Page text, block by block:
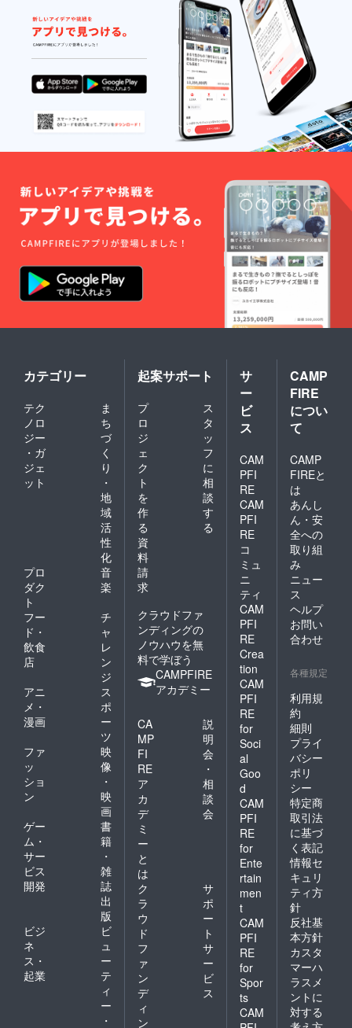
カテゴリー
テク
ノロ
ジー
・ガ
ジェ
ット
ま
ち
づ
く
り
・
地
域
活
性
化
プロ
ダク
ト
音
楽
フー
ド・
飲食
店
チ
ャ
レ
ン
ジ
アニ
メ・
漫画
ス
ポ
ー
ツ
ファ
ッ
ショ
ン
映
像
・
映
画
ゲー
ム・
サー
ビス
開発
書
籍
・
雑
誌
出
版
ビジ
ネ
ス・
起業
ビ
ュ
ー
テ
ィ
ー
・
起案サポート
プ
ロ
ジ
ェ
ク
ト
を
作
る
ス
タ
ッ
フ
に
相
談
す
る
資
料
請
求
クラウドファ
ンディングの
ノウハウを無
料で学ぼう
CAMPFIRE
アカデミー
CA
MP
FI
RE
ア
カ
デ
ミ
ー
と
は
説
明
会
・
相
談
会
ク
ラ
ウ
ド
フ
ァ
ン
デ
ィ
ン
サ
ポ
ー
ト
サ
ー
ビ
ス
サ
ー
ビ
ス
CAM
PFI
RE
CAM
PFI
RE
コ
ミュ
ニ
ティ
CAM
PFI
RE
Crea
tion
CAM
PFI
RE
for
Soci
al
Goo
d
CAM
PFI
RE
for
Ente
rtain
men
t
CAM
PFI
RE
for
Spor
ts
CAM
CAMP
FIRE
につい
て
CAMP
FIREと
は
あんし
ん・安
全への
取り組
み
ニュー
ス
ヘルプ
お問い
合わせ
各種規定
利用規
約
細則
プライ
バシー
ポリ
シー
特定商
取引法
に基づ
く表記
情報セ
キュリ
ティ方
針
反社基
本方針
カスタ
マーハ
ラスメ
ントに
対する